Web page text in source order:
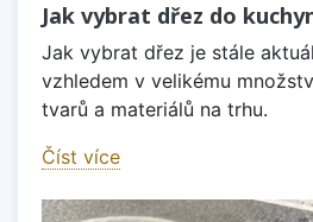
Jak vybrat dřez do
Jak vybrat dřez je stále
vzhledem v velikému
tvarů a materiálů na trhu.
Číst více